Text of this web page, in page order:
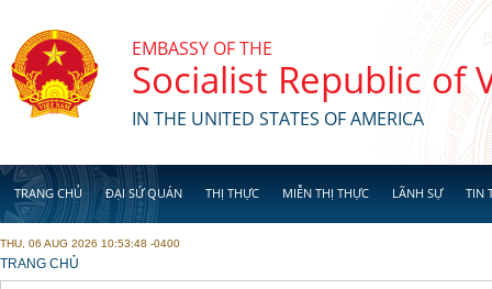
EMBASSY OF THE
Socialist Republic of
IN THE UNITED STATES OF AMERICA
TRANG CHỦ ĐẠI SỨ QUÁN THỊ THỰC MIỄN THỊ THỰC LÃNH SỰ TIN
THU, 06 AUG 2026 10:53:48 -0400
YOU ARE HERE
TRANG CHỦ